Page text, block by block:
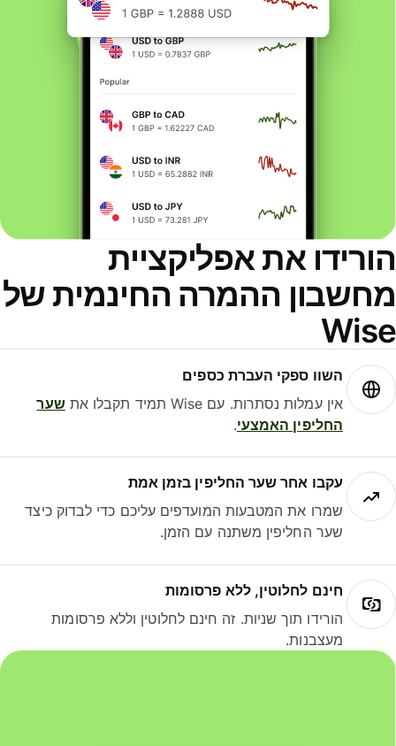
את אפליקציית
ההמרה החינמית של
השוו ספקי העברת כספים
אין עמלות נסתרות. עם Wise תמיד תקבלו את
שער
החליפין האמצעי.
עקבו אחר שער החליפין בזמן אמת
שמרו את המטבעות המועדפים עליכם כדי לבדוק כיצד
שער החליפין משתנה עם הזמן.
חינם לחלוטין, ללא פרסומות
הורידו תוך שניות. זה חינם לחלוטין וללא פרסומות
מעצבנות.